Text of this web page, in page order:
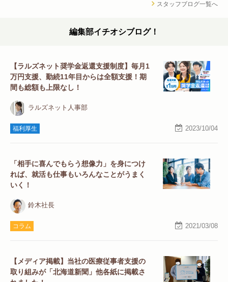
スタッフブログ一覧へ
編集部イチオシブログ！
【ラルズネット奨学金返還支援制度】毎月1
万円支援、勤続11年目からは全額支援！期
間も総額も上限なし！
ラルズネット人事部
福利厚生 2023/10/04
「相手に喜んでもらう想像力」を身につけ
れば、就活も仕事もいろんなことがうまく
いく！
鈴木社長
コラム 2021/03/08
【メディア掲載】当社の医療従事者支援の
取り組みが「北海道新聞」他各紙に掲載さ